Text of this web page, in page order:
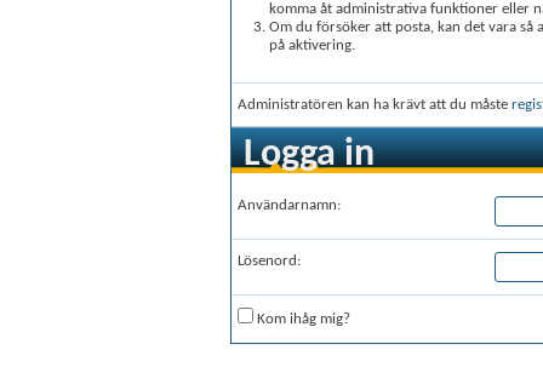
komma åt administrativa funktioner eller
Om du försöker att posta, kan det vara
på aktivering.
Administratören kan ha krävt att du måste
Logga in
Användarnamn:
Lösenord:
Kom ihåg mig?